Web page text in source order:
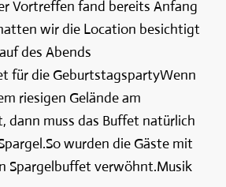
Vortreffen fand bereits Anfang
wir die Location besichtigt
des Abends
für die GeburtstagspartyWenn
riesigen Gelände am
dann muss das Buffet natürlich
wurden die Gäste mit
Spargelbuffet verwöhnt.Musik